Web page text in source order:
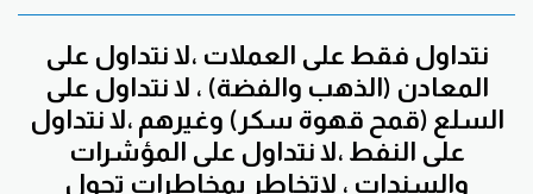
نتداول فقط على العملات ،لا نتداول على
المعادن (الذهب والفضة) ، لا نتداول على
السلع (قمح قهوة سكر) وغيرهم ،لا نتداول
على النفط ،لا نتداول على المؤشرات
والسندات ، لاتخاطر بمخاطرات تحول